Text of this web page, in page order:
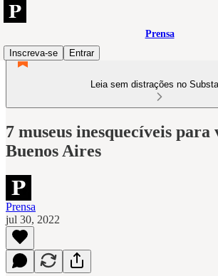
Prensa
Inscreva-se
Entrar
Leia sem distrações no
7 museus inesquecíveis
Buenos Aires
Prensa
jul 30, 2022